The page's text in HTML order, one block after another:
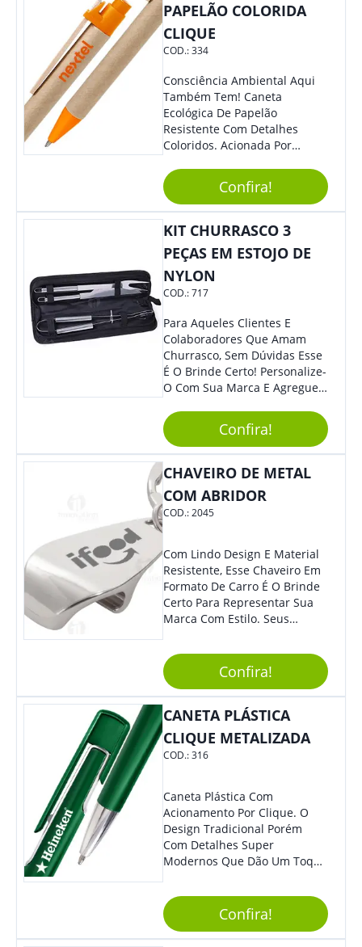
PAPELÃO COLORIDA
CLIQUE
COD.:334
Consciência Ambiental Aqui
Também Tem! Caneta
Ecológica De Papelão
Resistente Com Detalhes
Coloridos. Acionada Por
E Tem Ponteira Firme, Ideal
Para Traços Precisos.
Confira!
KIT CHURRASCO 3
PEÇAS EM ESTOJO DE
NYLON
COD.:717
Para Aqueles Clientes E
Colaboradores Que Amam
Churrasco, Sem Dúvidas Esse
É O Brinde Certo! Personalize-
O Com Sua Marca E Agregue
É Composto Por 3 Peças Para
O Auxílio No Preparo De
Carnes, Em Um Lindo Estojo. É
A Garantia De Sucesso Para
Eventos Corporativos.
Confira!
CHAVEIRO DE METAL
COM ABRIDOR
COD.:2045
Com Lindo Design E Material
Resistente, Esse Chaveiro Em
Formato De Carro É O Brinde
Certo Para Representar Sua
Marca Com Estilo. Seus
Adorar.
Confira!
CANETA PLÁSTICA
CLIQUE METALIZADA
COD.:316
Caneta Plástica Com
Acionamento Por Clique. O
Design Tradicional Porém
Com Detalhes Super
Modernos Que Dão Um Toque
Confira!